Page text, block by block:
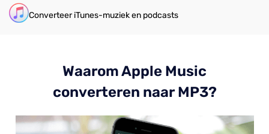
Converteer iTunes-muziek en podcasts
Waarom Apple Music
converteren naar MP3?